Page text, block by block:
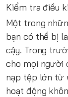
Kiểm tra điều
Một trong
bạn có thể bị
cậy. Trong
cho mọi người
nạp tệp lớn từ
hoạt động